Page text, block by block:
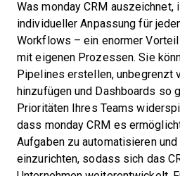
Was monday CRM auszeichnet,
individueller Anpassung für
Workflows – ein enormer
mit eigenen Prozessen. Sie
Pipelines erstellen, unbegrenzt
hinzufügen und Dashboards so
Prioritäten Ihres Teams
dass monday CRM es
Aufgaben zu automatisieren
einzurichten, sodass sich das